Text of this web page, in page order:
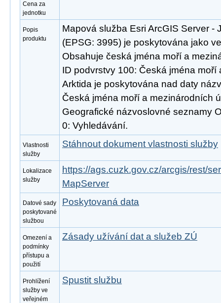
Cena za
jednotku
Popis
produktu
Mapová služba Esri ArcGIS Server -
(EPSG: 3995) je poskytována jako
Obsahuje česká jména moří a
ID podvrstvy 100: Česká jména
Arktida je poskytována nad daty
Česká jména moří a mezinárodních
Geografické názvoslovné seznamy
0: Vyhledávání.
Vlastnosti
služby
Stáhnout dokument vlastnosti služby
Lokalizace
služby
https://ags.cuzk.gov.cz/arcgis/rest/
MapServer
Datové sady
poskytované
službou
Poskytovaná data
Omezení a
podmínky
přístupu a
použití
Zásady užívání dat a služeb ZÚ
Prohlížení
služby ve
veřejném
Spustit službu